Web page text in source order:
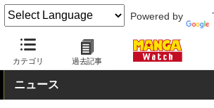
Powered by
カテゴリ 過去記事
MANGA Watch 青年
ニュース